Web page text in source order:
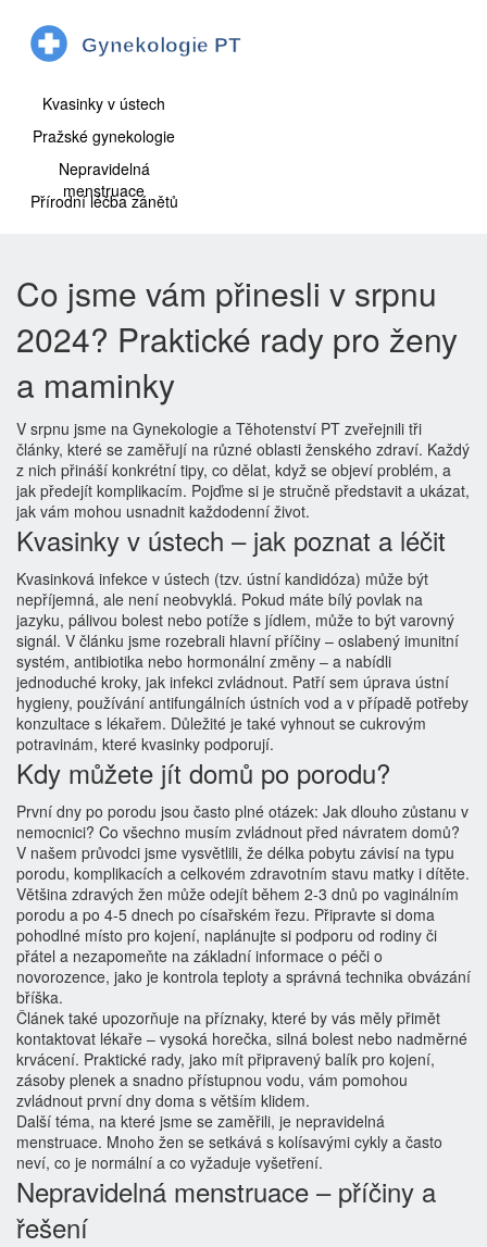
Kvasinky v ústech
Pražské gynekologie
Nepravidelná
menstruace
Přírodní léčba zánětů
Co jsme vám přinesli v srpnu
2024? Praktické rady pro ženy
a maminky
V srpnu jsme na Gynekologie a Těhotenství PT zveřejnili tři
články, které se zaměřují na různé oblasti ženského zdraví. Každý
z nich přináší konkrétní tipy, co dělat, když se objeví problém, a
jak předejít komplikacím. Pojďme si je stručně představit a ukázat,
jak vám mohou usnadnit každodenní život.
Kvasinky v ústech – jak poznat a léčit
Kvasinková infekce v ústech (tzv. ústní kandidóza) může být
nepříjemná, ale není neobvyklá. Pokud máte bílý povlak na
jazyku, pálivou bolest nebo potíže s jídlem, může to být varovný
signál. V článku jsme rozebrali hlavní příčiny – oslabený imunitní
systém, antibiotika nebo hormonální změny – a nabídli
jednoduché kroky, jak infekci zvládnout. Patří sem úprava ústní
hygieny, používání antifungálních ústních vod a v případě potřeby
konzultace s lékařem. Důležité je také vyhnout se cukrovým
potravinám, které kvasinky podporují.
Kdy můžete jít domů po porodu?
První dny po porodu jsou často plné otázek: Jak dlouho zůstanu v
nemocnici? Co všechno musím zvládnout před návratem domů?
V našem průvodci jsme vysvětlili, že délka pobytu závisí na typu
porodu, komplikacích a celkovém zdravotním stavu matky i dítěte.
Většina zdravých žen může odejít během 2‑3 dnů po vaginálním
porodu a po 4‑5 dnech po císařském řezu. Připravte si doma
pohodlné místo pro kojení, naplánujte si podporu od rodiny či
přátel a nezapomeňte na základní informace o péči o
novorozence, jako je kontrola teploty a správná technika obvázání
bříška.
Článek také upozorňuje na příznaky, které by vás měly přimět
kontaktovat lékaře – vysoká horečka, silná bolest nebo nadměrné
krvácení. Praktické rady, jako mít připravený balík pro kojení,
zásoby plenek a snadno přístupnou vodu, vám pomohou
zvládnout první dny doma s větším klidem.
Další téma, na které jsme se zaměřili, je nepravidelná
menstruace. Mnoho žen se setkává s kolísavými cykly a často
neví, co je normální a co vyžaduje vyšetření.
Nepravidelná menstruace – příčiny a
řešení